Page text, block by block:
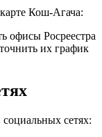
Кош-Агача:
офисы Росреестра
их график
сетях: